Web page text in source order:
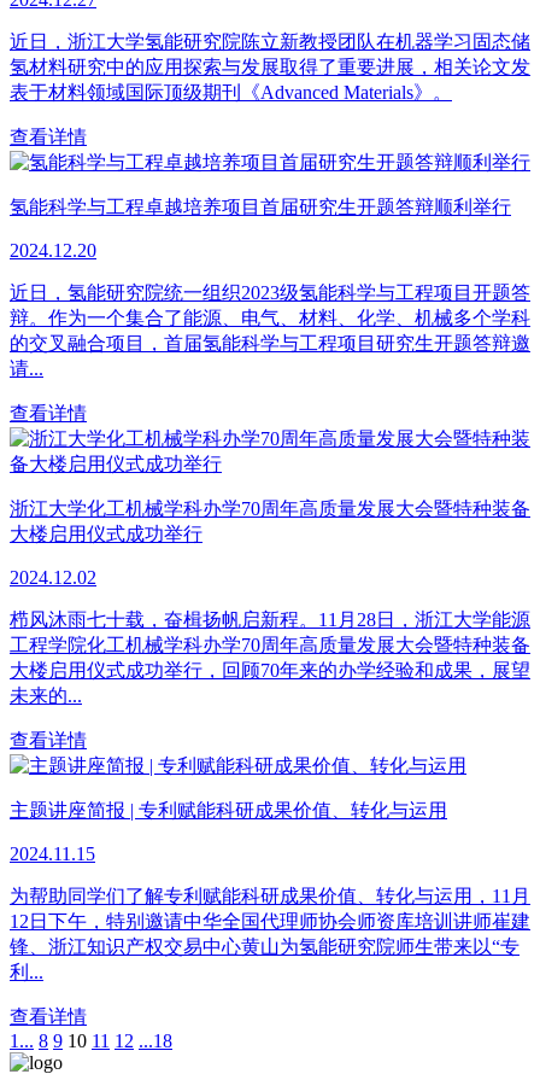
近日，浙江大学氢能研究院陈立新教授团队在机器学习固态储
氢材料研究中的应用探索与发展取得了重要进展，相关论文发
表于材料领域国际顶级期刊《Advanced Materials》。
查看详情
氢能科学与工程卓越培养项目首届研究生开题答辩顺利举行
2024.12.20
近日，氢能研究院统一组织2023级氢能科学与工程项目开题答
辩。作为一个集合了能源、电气、材料、化学、机械多个学科
的交叉融合项目，首届氢能科学与工程项目研究生开题答辩邀
请...
查看详情
浙江大学化工机械学科办学70周年高质量发展大会暨特种装备
大楼启用仪式成功举行
2024.12.02
栉风沐雨七十载，奋楫扬帆启新程。11月28日，浙江大学能源
工程学院化工机械学科办学70周年高质量发展大会暨特种装备
大楼启用仪式成功举行，回顾70年来的办学经验和成果，展望
未来的...
查看详情
主题讲座简报 | 专利赋能科研成果价值、转化与运用
2024.11.15
为帮助同学们了解专利赋能科研成果价值、转化与运用，11月
12日下午，特别邀请中华全国代理师协会师资库培训讲师崔建
锋、浙江知识产权交易中心黄山为氢能研究院师生带来以“专
利...
查看详情
1... 8 9 10 11 12 ...18